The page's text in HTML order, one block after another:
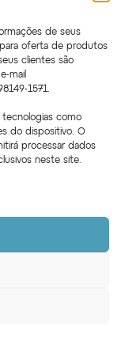
de seus
oferta de produtos
clientes são
mail
1571.
tecnologias como
do dispositivo. O
processar dados
neste site.